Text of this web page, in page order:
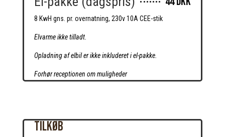
8 KwH gns. pr. overnatning, 230v 10A CEE-stik
Elvarme ikke tilladt.
Opladning af elbil er ikke inkluderet i el-pakke.
Forhør receptionen om muligheder
Tilkøb